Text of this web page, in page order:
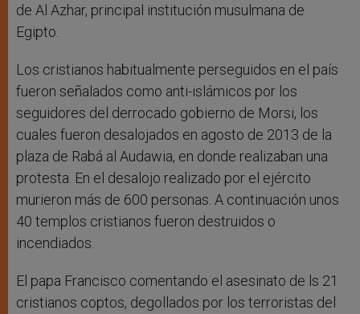
de Al Azhar, principal institución musulmana de
Egipto.
Los cristianos habitualmente perseguidos en el país
fueron señalados como anti-islámicos por los
seguidores del derrocado gobierno de Morsi, los
cuales fueron desalojados en agosto de 2013 de la
plaza de Rabá al Audawia, en donde realizaban una
protesta. En el desalojo realizado por el ejército
murieron más de 600 personas. A continuación unos
40 templos cristianos fueron destruidos o
incendiados.
El papa Francisco comentando el asesinato de ls 21
cristianos coptos, degollados por los terroristas del